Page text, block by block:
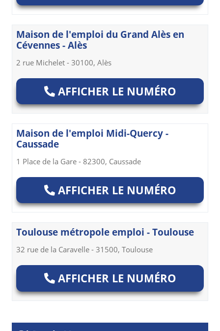
Maison de l'emploi du Grand Alès en
Cévennes - Alès
2 rue Michelet - 30100, Alès
AFFICHER LE NUMÉRO
Maison de l'emploi Midi-Quercy -
Caussade
1 Place de la Gare - 82300, Caussade
AFFICHER LE NUMÉRO
Toulouse métropole emploi - Toulouse
32 rue de la Caravelle - 31500, Toulouse
AFFICHER LE NUMÉRO